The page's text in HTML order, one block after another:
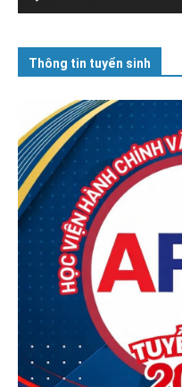
Thông tin tuyển sinh